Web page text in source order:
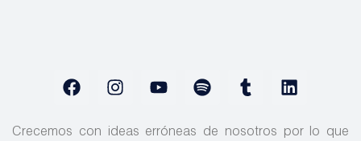
Crecemos con ideas erróneas de nosotros por lo que